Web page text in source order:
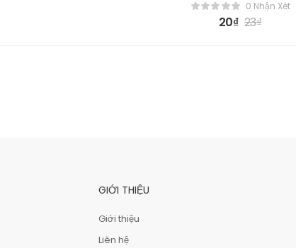
0 Nhận Xét
20₫ 23₫
GIỚI THIỆU
Giới thiệu
Liên hệ